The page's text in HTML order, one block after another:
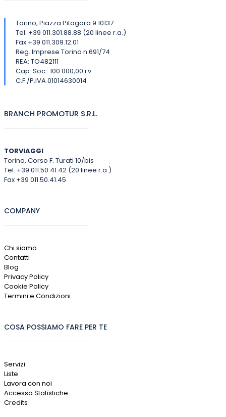
Torino, Piazza Pitagora 9 10137
Tel. +39 011.301.88.88 (20 linee r.a.)
Fax +39 011.309.12.01
Reg. Imprese Torino n.691/74
REA: TO482111
Cap. Soc.: 100.000,00 i.v.
C.F./P.IVA 01014630014
BRANCH PROMOTUR S.R.L.
TORVIAGGI
Torino, Corso F. Turati 10/bis
Tel. +39 011.50.41.42 (20 linee r.a.)
Fax +39 011.50.41.45
COMPANY
Chi siamo
Contatti
Blog
Privacy Policy
Cookie Policy
Termini e Condizioni
COSA POSSIAMO FARE PER TE
Servizi
Liste
Lavora con noi
Accesso Statistiche
Credits